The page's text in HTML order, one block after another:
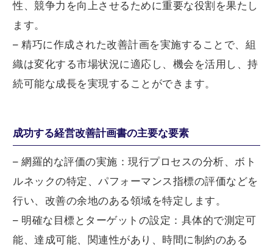
性、競争力を向上させるために重要な役割を果たし
ます。
– 精巧に作成された改善計画を実施することで、組
織は変化する市場状況に適応し、機会を活用し、持
続可能な成長を実現することができます。
成功する経営改善計画書の主要な要素
– 網羅的な評価の実施：現行プロセスの分析、ボト
ルネックの特定、パフォーマンス指標の評価などを
行い、改善の余地のある領域を特定します。
– 明確な目標とターゲットの設定：具体的で測定可
能、達成可能、関連性があり、時間に制約のある